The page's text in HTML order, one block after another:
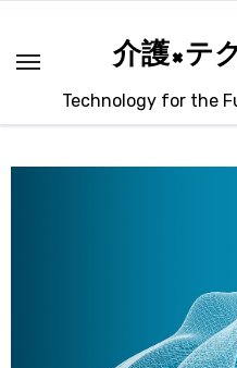
ッ
介護×テ
Technology for the